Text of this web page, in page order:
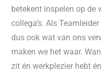
betekent inspelen op de
collega’s. Als
dus ook wat van ons
maken we het waar.
zit én werkplezier hebt